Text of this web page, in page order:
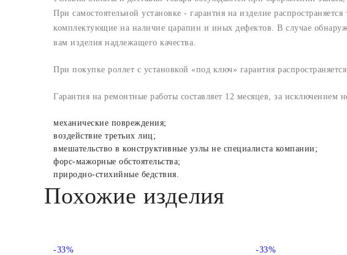
При самостоятельной установке - гарантия на изделие
комплектующие на наличие царапин и иных дефектов. В случае
вам изделия надлежащего качества.
При покупке роллет с установкой «под ключ» гарантия
Гарантия на ремонтные работы составляет 12 месяцев, за исключением
механические повреждения;
воздействие третьих лиц;
вмешательство в конструктивные узлы не специалиста компании;
форс-мажорные обстоятельства;
природно-стихийные бедствия.
Похожие изделия
-33%
-33%